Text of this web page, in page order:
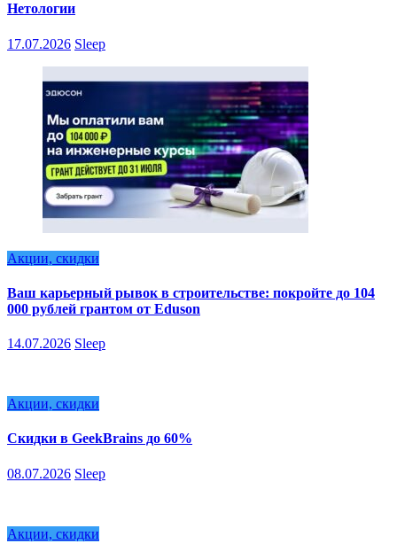
Нетологии
17.07.2026 Sleep
Акции, скидки
Ваш карьерный рывок в строительстве: покройте до 104
000 рублей грантом от Eduson
14.07.2026 Sleep
Акции, скидки
Скидки в GeekBrains до 60%
08.07.2026 Sleep
Акции, скидки